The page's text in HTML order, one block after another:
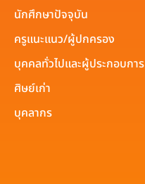
นักศึกษาปัจจุบัน
ครูแนะแนว/ผู้ปกครอง
บุคคลทั่วไปและผู้ประกอบการ
ศิษย์เก่า
บุคลากร